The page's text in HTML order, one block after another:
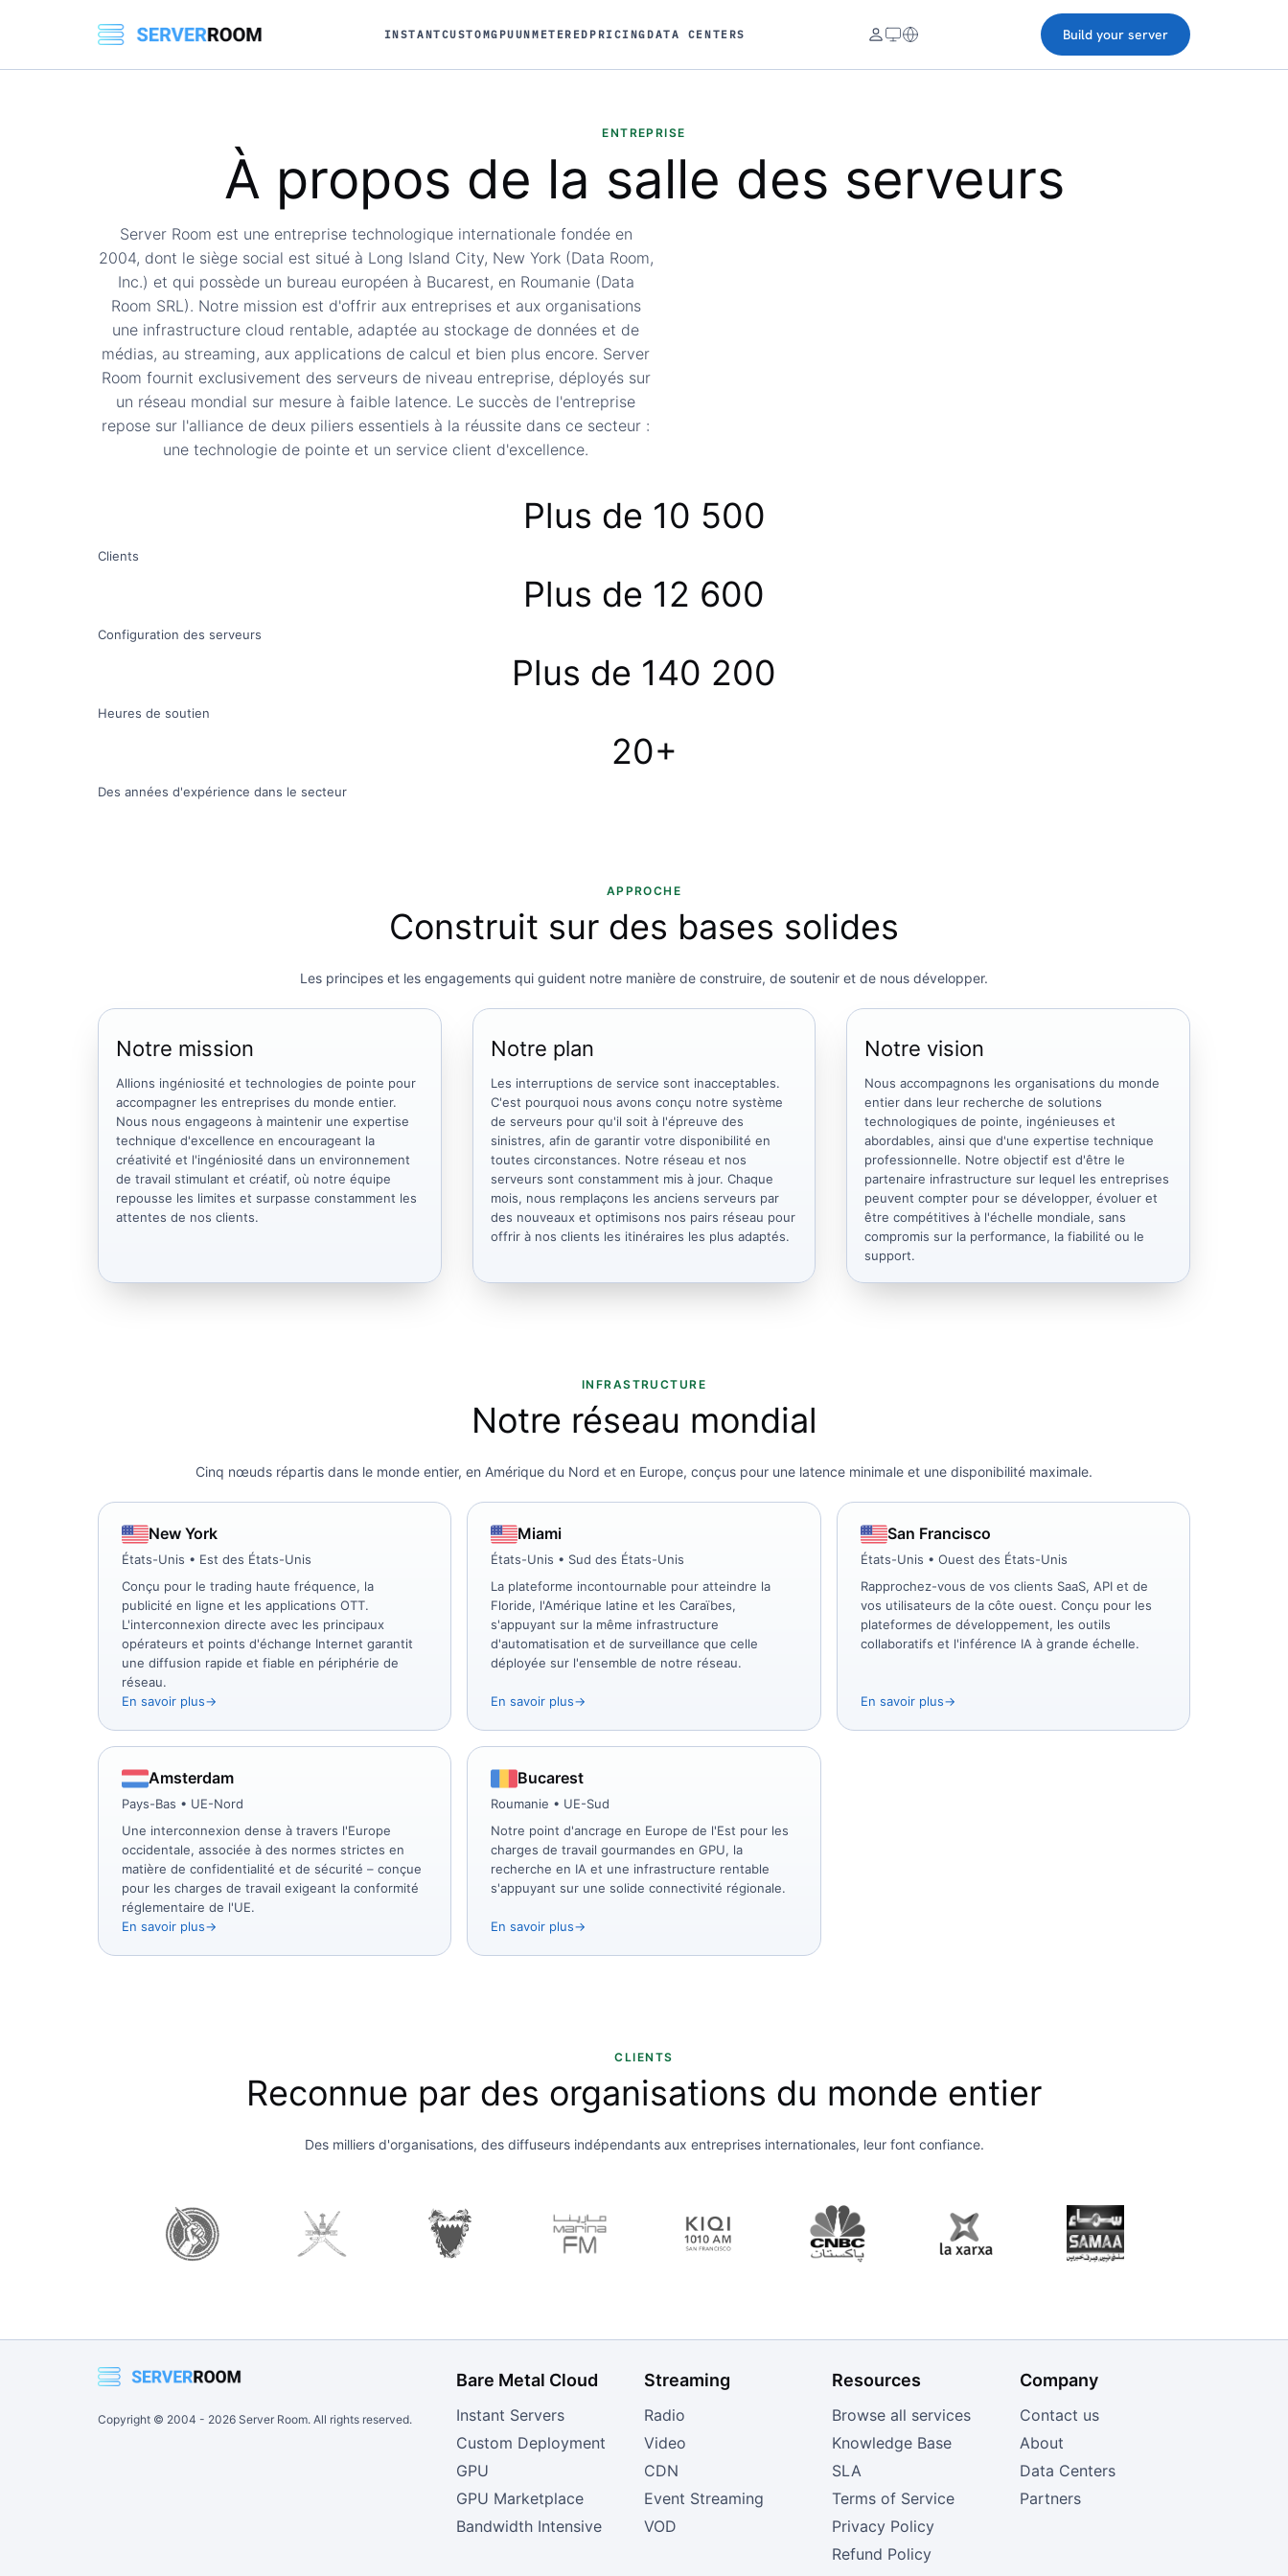
INSTANTCUSTOMGPUUNMETERED PRICING DATA CENTERS Build your server
ENTREPRISE
À propos de la salle des serveurs
Server Room est une entreprise technologique internationale fondée en
2004, dont le siège social est situé à Long Island City, New York (Data Room,
Inc.) et qui possède un bureau européen à Bucarest, en Roumanie (Data
Room SRL). Notre mission est d'offrir aux entreprises et aux organisations
une infrastructure cloud rentable, adaptée au stockage de données et de
médias, au streaming, aux applications de calcul et bien plus encore. Server
Room fournit exclusivement des serveurs de niveau entreprise, déployés sur
un réseau mondial sur mesure à faible latence. Le succès de l'entreprise
repose sur l'alliance de deux piliers essentiels à la réussite dans ce secteur :
une technologie de pointe et un service client d'excellence.
Plus de 10 500
Clients
Plus de 12 600
Configuration des serveurs
Plus de 140 200
Heures de soutien
20+
Des années d'expérience dans le secteur
APPROCHE
Construit sur des bases solides
Les principes et les engagements qui guident notre manière de construire, de soutenir et de nous développer.
Notre mission
Allions ingéniosité et technologies de pointe pour
accompagner les entreprises du monde entier.
Nous nous engageons à maintenir une expertise
technique d'excellence en encourageant la
créativité et l'ingéniosité dans un environnement
de travail stimulant et créatif, où notre équipe
repousse les limites et surpasse constamment les
attentes de nos clients.
Notre plan
Les interruptions de service sont inacceptables.
C'est pourquoi nous avons conçu notre système
de serveurs pour qu'il soit à l'épreuve des
sinistres, afin de garantir votre disponibilité en
toutes circonstances. Notre réseau et nos
serveurs sont constamment mis à jour. Chaque
mois, nous remplaçons les anciens serveurs par
des nouveaux et optimisons nos pairs réseau pour
offrir à nos clients les itinéraires les plus adaptés.
Notre vision
Nous accompagnons les organisations du monde
entier dans leur recherche de solutions
technologiques de pointe, ingénieuses et
abordables, ainsi que d'une expertise technique
professionnelle. Notre objectif est d'être le
partenaire infrastructure sur lequel les entreprises
peuvent compter pour se développer, évoluer et
être compétitives à l'échelle mondiale, sans
compromis sur la performance, la fiabilité ou le
support.
INFRASTRUCTURE
Notre réseau mondial
Cinq nœuds répartis dans le monde entier, en Amérique du Nord et en Europe, conçus pour une latence minimale et une disponibilité maximale.
New York
États-Unis • Est des États-Unis
Conçu pour le trading haute fréquence, la
publicité en ligne et les applications OTT.
L'interconnexion directe avec les principaux
opérateurs et points d'échange Internet garantit
une diffusion rapide et fiable en périphérie de
réseau.
En savoir plus
Miami
États-Unis • Sud des États-Unis
La plateforme incontournable pour atteindre la
Floride, l'Amérique latine et les Caraïbes,
s'appuyant sur la même infrastructure
d'automatisation et de surveillance que celle
déployée sur l'ensemble de notre réseau.
En savoir plus
San Francisco
États-Unis • Ouest des États-Unis
Rapprochez-vous de vos clients SaaS, API et de
vos utilisateurs de la côte ouest. Conçu pour les
plateformes de développement, les outils
collaboratifs et l'inférence IA à grande échelle.
En savoir plus
Amsterdam
Pays-Bas • UE-Nord
Une interconnexion dense à travers l'Europe
occidentale, associée à des normes strictes en
matière de confidentialité et de sécurité – conçue
pour les charges de travail exigeant la conformité
réglementaire de l'UE.
En savoir plus
Bucarest
Roumanie • UE-Sud
Notre point d'ancrage en Europe de l'Est pour les
charges de travail gourmandes en GPU, la
recherche en IA et une infrastructure rentable
s'appuyant sur une solide connectivité régionale.
En savoir plus
CLIENTS
Reconnue par des organisations du monde entier
Des milliers d'organisations, des diffuseurs indépendants aux entreprises internationales, leur font confiance.
Copyright © 2004 - 2026 Server Room. All rights reserved.
Bare Metal Cloud
Instant Servers
Custom Deployment
GPU
GPU Marketplace
Bandwidth Intensive
Streaming
Radio
Video
CDN
Event Streaming
VOD
Resources
Browse all services
Knowledge Base
SLA
Terms of Service
Privacy Policy
Refund Policy
Company
Contact us
About
Data Centers
Partners